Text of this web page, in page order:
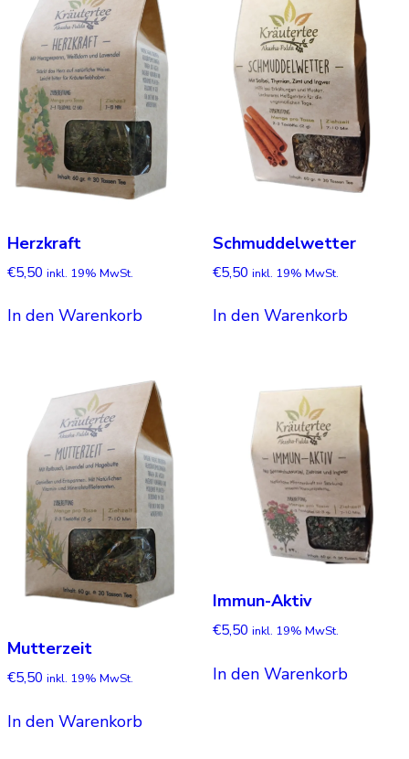
Herzkraft
€5,50 inkl. 19% MwSt.
In den Warenkorb
Schmuddelwetter
€5,50 inkl. 19% MwSt.
In den Warenkorb
Mutterzeit
€5,50 inkl. 19% MwSt.
In den Warenkorb
Immun-Aktiv
€5,50 inkl. 19% MwSt.
In den Warenkorb